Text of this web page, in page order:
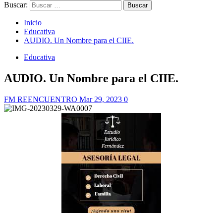
Buscar:
Inicio
Educativa
AUDIO. Un Nombre para el CIIE.
Educativa
AUDIO. Un Nombre para el CIIE.
FM REENCUENTRO Mar 29, 2023 0